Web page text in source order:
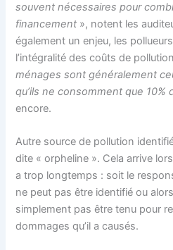
souvent nécessaires pour
financement », notent les
également un enjeu, les
l’intégralité des coûts de
ménages sont généralement
qu’ils ne consomment que 10%
encore.
Autre source de pollution
dite « orpheline ». Cela arrive
a trop longtemps : soit le
ne peut pas être identifié ou
simplement pas être tenu pour
dommages qu’il a causés.